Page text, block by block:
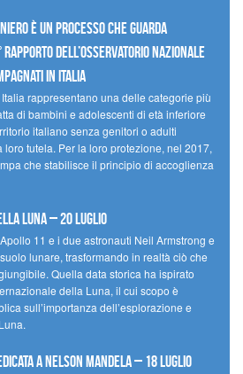
è un processo che guarda
dell’Osservatorio Nazionale
in Italia
rappresentano una delle categorie più
di bambini e adolescenti di età inferiore
italiano senza genitori o adulti
tutela. Per la loro protezione, nel 2017,
che stabilisce il principio di accoglienza
Luna – 20 luglio
11 e i due astronauti Neil Armstrong e
lunare, trasformando in realtà ciò che
Quella data storica ha ispirato
della Luna, il cui scopo è
sull’importanza dell’esplorazione e
a Nelson Mandela – 18 luglio